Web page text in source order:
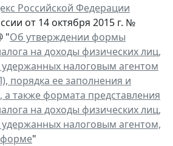
Российской Федерации
от 14 октября 2015 г. №
"Об утверждении формы
на доходы физических лиц,
налоговым агентом
порядка ее заполнения и
а также формата представления
на доходы физических лиц,
налоговым агентом,
форме"